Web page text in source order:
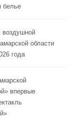
белье
воздушной
области
года
впервые